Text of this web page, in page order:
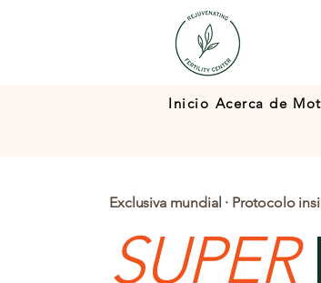
Inicio Acerca de
Exclusiva mundial · Protocolo
SUPER